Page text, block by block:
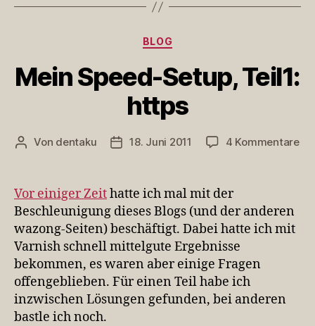
Kategorien
BLOG
Mein Speed-Setup, Teil1:
https
Beitragsautor
Von dentaku Veröffentlichungsdatum
18. Juni 2011 4 Kommentarezu
Vor einiger Zeithatte ich mal mit der
Beschleunigung dieses Blogs (und der anderen
wazong-Seiten) beschäftigt. Dabei hatte ich mit
Varnish schnell mittelgute Ergebnisse
bekommen, es waren aber einige Fragen
offengeblieben. Für einen Teil habe ich
inzwischen Lösungen gefunden, bei anderen
bastle ich noch.